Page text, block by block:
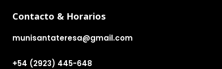
Contacto & Horarios
munisantateresa@gmail.com
+54 (2923) 445-648